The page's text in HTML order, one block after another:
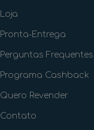
Loja
Pronta-Entrega
Perguntas Frequentes
Programa Cashback
Quero Revender
Contato